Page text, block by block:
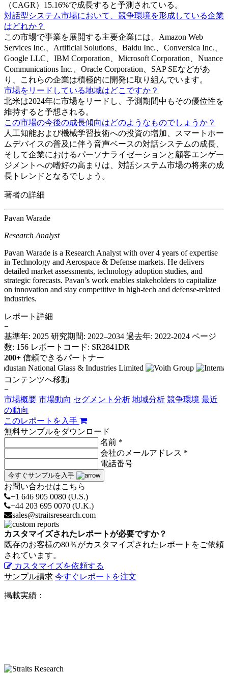
（CAGR）15.16%で成長すると予測されている。
対話型システム市場において、競争環境を形成している企業
はどれか？
この市場で事業を展開する主要企業には、Amazon Web
Services Inc.、Artificial Solutions、Baidu Inc.、Conversica Inc.、
Google LLC、IBM Corporation、Microsoft Corporation、Nuance
Communications Inc.、Oracle Corporation、SAP SEなどがあ
り、これらの企業は積極的に開発に取り組んでいます。
市場をリードしている地域はどこですか？
北米は2024年に市場をリードし、予測期間中もその優位性を
維持すると予想される。
この市場の今後の成長傾向はどのようなものでしょうか？
人工知能および機械学習技術への投資の増加、スマートホー
ムデバイスの普及に伴う音声ベースの対話システムの成長、
そして企業におけるパーソナライゼーションと顧客エンゲー
ジメントへの嗜好の高まりは、対話システム市場の将来の成
長トレンドとなるでしょう。
著者の詳細
Pavan Warade
Research Analyst
Pavan Warade is a Research Analyst with over 4 years of expertise
in Technology and Aerospace & Defense markets. He delivers
detailed market assessments, technology adoption studies, and
strategic forecasts. Pavan’s work enables stakeholders to capitalize
on innovation and stay competitive in high-tech and defense-related
industries.
レポート詳細
−
基準年: 2025 研究期間: 2022–2034 過去年: 2022-2024 ページ
数: 156 レポートコード: SR2841DR
200+ 信頼できるパートナー
コンテンツへ移動
−
市場概要 市場動向 セグメント分析 地域分析 競争環境 最近
の動向
このレポートを入手
無料サンプルをダウンロード
名前 *
会社のメールアドレス *
電話番号
今すぐサンプルを入手
お問い合わせはこちら
+1 646 905 0080 (U.S.)
+44 203 695 0070 (U.K.)
sales@straitsresearch.com
カスタマイズされたレポートが必要ですか？
既存のお客様の80％がカスタマイズされたレポートをご依頼
されています。
カスタマイズを依頼する
サンプル請求 今すぐレポートを注文
掲載実績：